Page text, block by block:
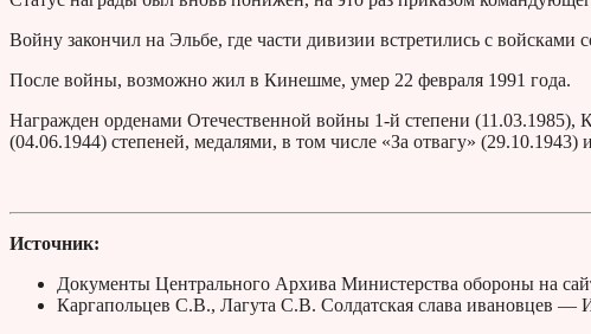
Войну закончил на Эльбе, где части дивизии встретились с войсками
После войны, возможно жил в Кинешме, умер 22 февраля 1991 года.
Награжден орденами Отечественной войны 1-й степени
(04.06.1944) степеней, медалями, в том числе «За отвагу» (29.10.1943)
Источник:
Документы Центрального Архива Министерства обороны на
Каргапольцев С.В., Лагута С.В. Солдатская слава ивановцев —